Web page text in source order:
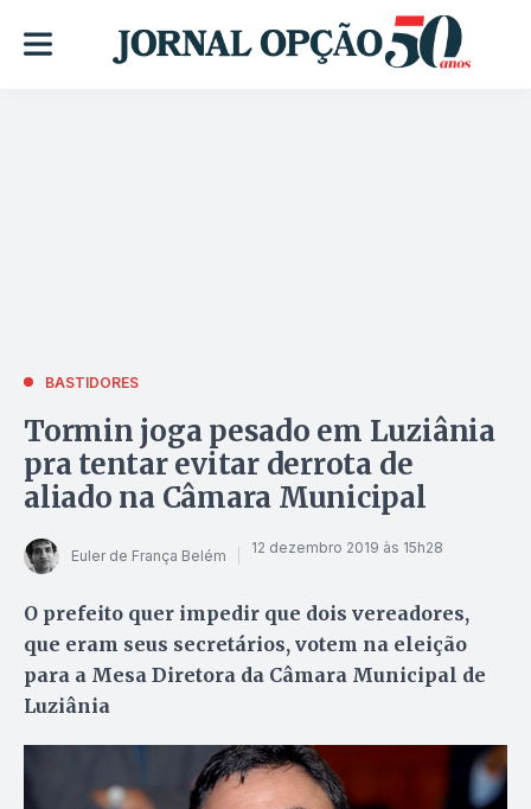
BASTIDORES
Tormin joga pesado em Luziânia
pra tentar evitar derrota de
aliado na Câmara Municipal
Euler de França Belém 12 dezembro 2019 às 15h28
O prefeito quer impedir que dois vereadores,
que eram seus secretários, votem na eleição
para a Mesa Diretora da Câmara Municipal de
Luziânia